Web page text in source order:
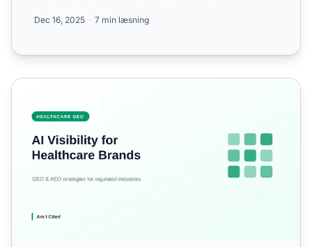
Dec 16, 2025 7 min læsning
Sådan optimerer du sundhedsbrands til AI-søgesynlighed